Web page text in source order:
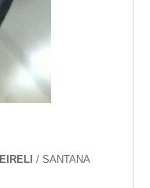
EIRELI/ SANTANA